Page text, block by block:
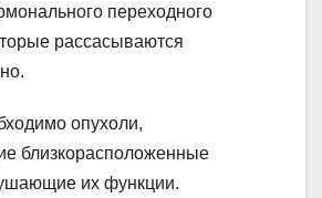
переходного
рассасываются
опухоли,
близкорасположенные
их функции.